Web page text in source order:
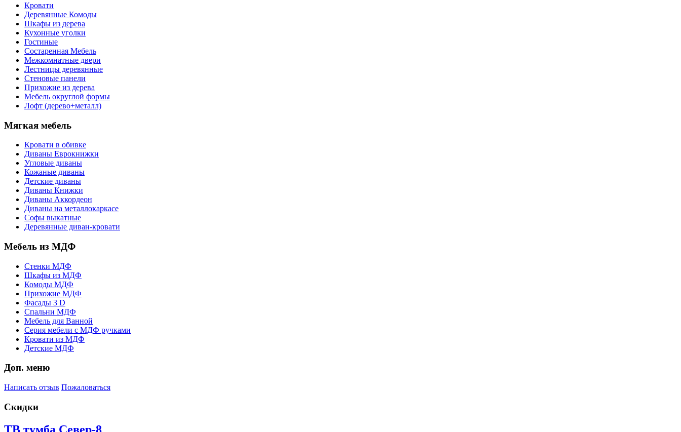
Кровати
Деревянные Комоды
Шкафы из дерева
Кухонные уголки
Гостиные
Состаренная Мебель
Межкомнатные двери
Лестницы деревянные
Стеновые панели
Прихожие из дерева
Мебель округлой формы
Лофт (дерево+металл)
Мягкая мебель
Кровати в обивке
Диваны Еврокнижки
Угловые диваны
Кожаные диваны
Детские диваны
Диваны Книжки
Диваны Аккордеон
Диваны на металлокаркасе
Софы выкатные
Деревянные диван-кровати
Мебель из МДФ
Стенки МДФ
Шкафы из МДФ
Комоды МДФ
Прихожие МДФ
Фасады 3 D
Спальни МДФ
Мебель для Ванной
Серия мебели с МДФ ручками
Кровати из МДФ
Детские МДФ
Доп. меню
Написать отзыв Пожаловаться
Скидки